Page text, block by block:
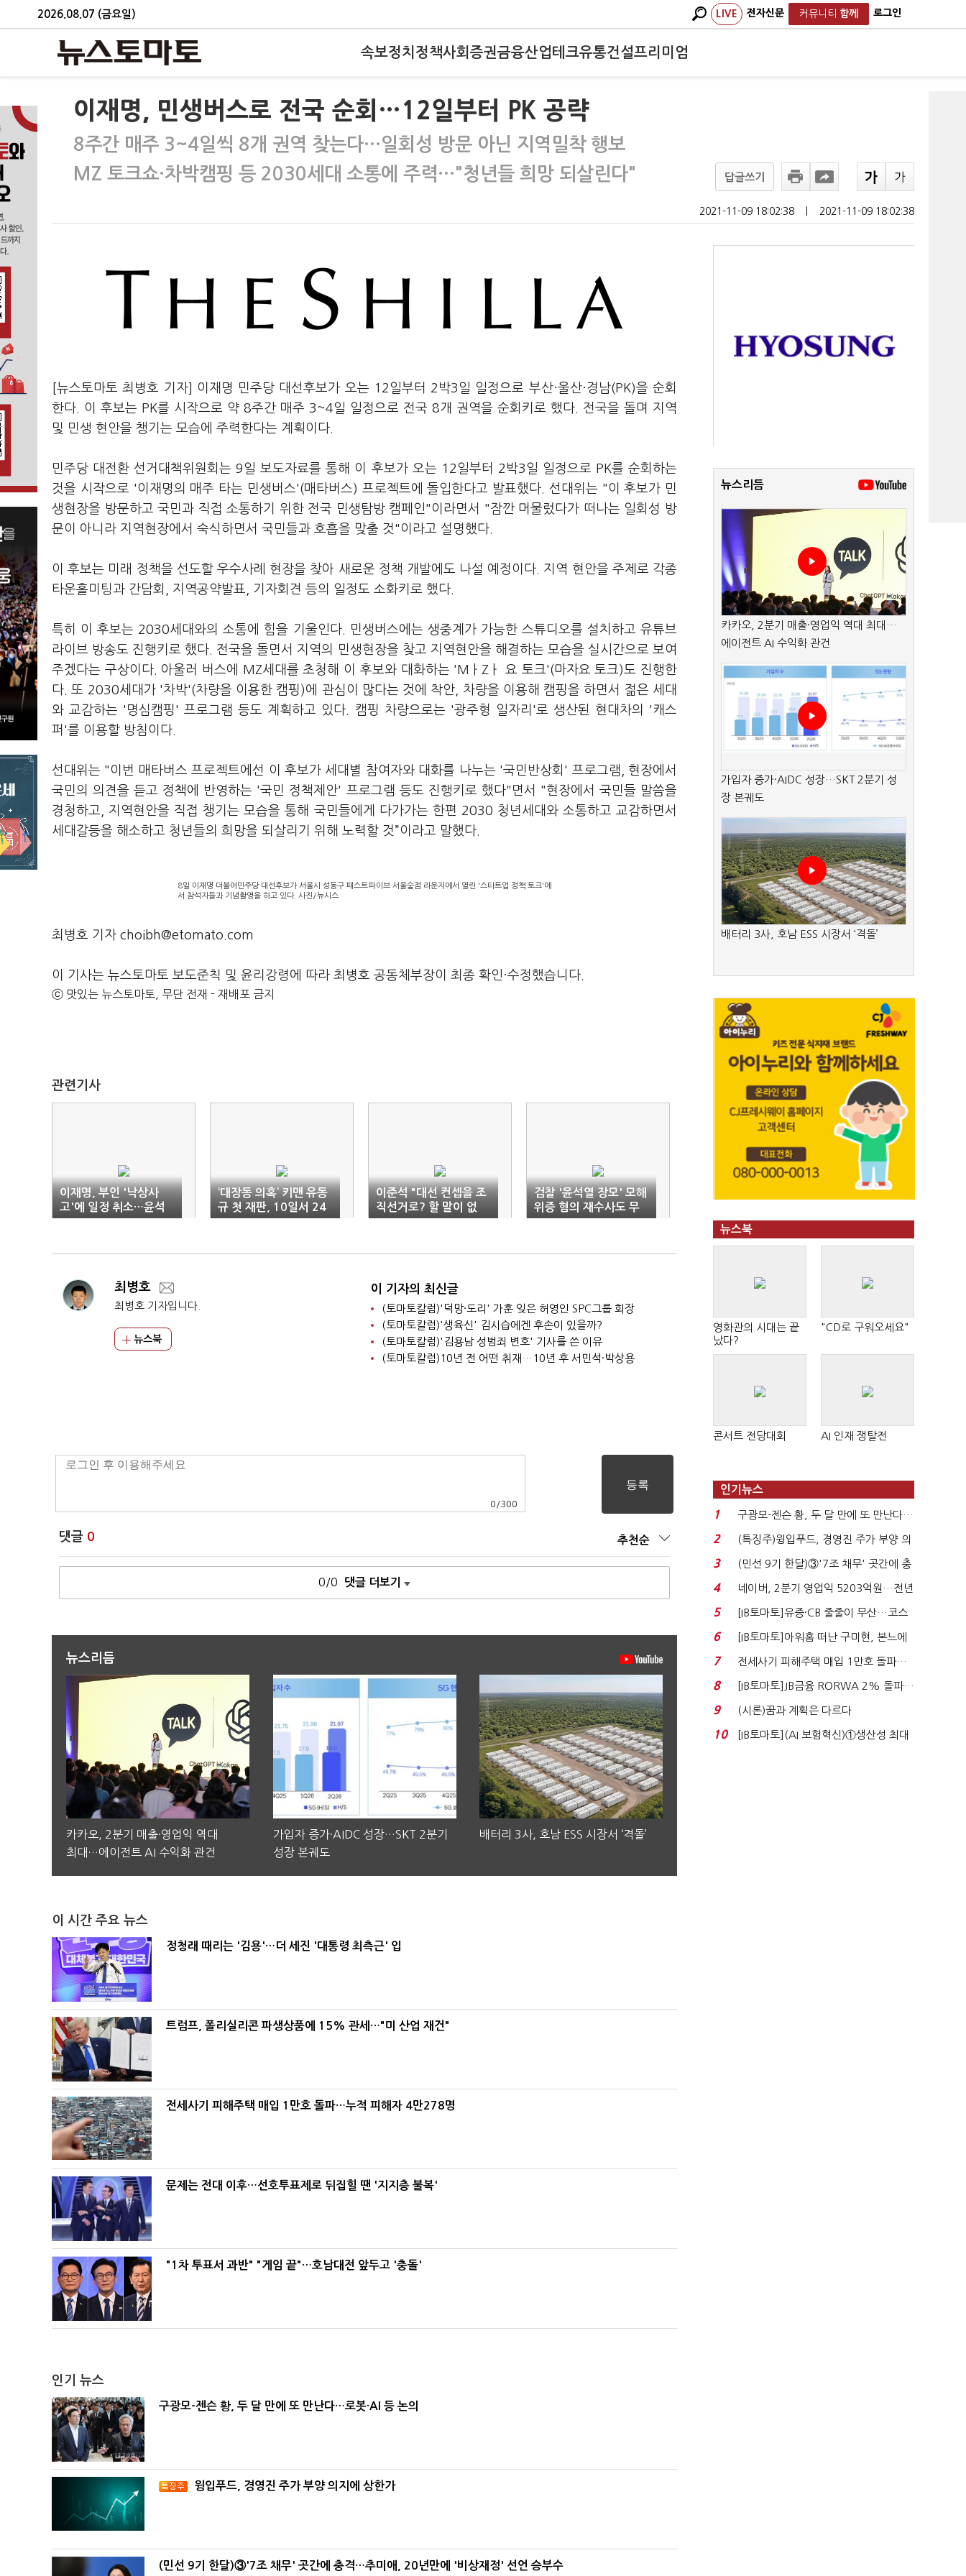
2026.08.07 (금요일) LIVE 전자신문 커뮤니티 함께 로그인
속보정치 정책사회 증권금융산업테크유통건설프리미엄
이재명, 민생버스로 전국 순회…12일부터 PK 공략
8주간 매주 3~4일씩 8개 권역 찾는다…일회성 방문 아닌 지역밀착 행보
MZ 토크쇼·차박캠핑 등 2030세대 소통에 주력…"청년들 희망 되살린다"
답글쓰기
2021-11-09 18:02:38 2021-11-09 18:02:38
[뉴스토마토 최병호 기자] 이재명 민주당 대선후보가 오는 12일부터 2박3일 일정으로 부산·울산·경남(PK)을 순회
한다. 이 후보는 PK를 시작으로 약 8주간 매주 3~4일 일정으로 전국 8개 권역을 순회키로 했다. 전국을 돌며 지역
및 민생 현안을 챙기는 모습에 주력한다는 계획이다.
민주당 대전환 선거대책위원회는 9일 보도자료를 통해 이 후보가 오는 12일부터 2박3일 일정으로 PK를 순회하는
것을 시작으로 '이재명의 매주 타는 민생버스'(매타버스) 프로젝트에 돌입한다고 발표했다. 선대위는 "이 후보가 민
생현장을 방문하고 국민과 직접 소통하기 위한 전국 민생탐방 캠페인"이라면서 "잠깐 머물렀다가 떠나는 일회성 방
문이 아니라 지역현장에서 숙식하면서 국민들과 호흡을 맞출 것"이라고 설명했다.
이 후보는 미래 정책을 선도할 우수사례 현장을 찾아 새로운 정책 개발에도 나설 예정이다. 지역 현안을 주제로 각종
타운홀미팅과 간담회, 지역공약발표, 기자회견 등의 일정도 소화키로 했다.
특히 이 후보는 2030세대와의 소통에 힘을 기울인다. 민생버스에는 생중계가 가능한 스튜디오를 설치하고 유튜브
라이브 방송도 진행키로 했다. 전국을 돌면서 지역의 민생현장을 찾고 지역현안을 해결하는 모습을 실시간으로 보여
주겠다는 구상이다. 아울러 버스에 MZ세대를 초청해 이 후보와 대화하는 'MㅏZㅏ 요 토크'(마자요 토크)도 진행한
다. 또 2030세대가 '차박'(차량을 이용한 캠핑)에 관심이 많다는 것에 착안, 차량을 이용해 캠핑을 하면서 젊은 세대
와 교감하는 '명심캠핑' 프로그램 등도 계획하고 있다. 캠핑 차량으로는 '광주형 일자리'로 생산된 현대차의 '캐스
퍼'를 이용할 방침이다.
선대위는 "이번 매타버스 프로젝트에선 이 후보가 세대별 참여자와 대화를 나누는 '국민반상회' 프로그램, 현장에서
국민의 의견을 듣고 정책에 반영하는 '국민 정책제안' 프로그램 등도 진행키로 했다"면서 "현장에서 국민들 말씀을
경청하고, 지역현안을 직접 챙기는 모습을 통해 국민들에게 다가가는 한편 2030 청년세대와 소통하고 교감하면서
세대갈등을 해소하고 청년들의 희망을 되살리기 위해 노력할 것”이라고 말했다.
8일 이재명 더불어민주당 대선후보가 서울시 성동구 패스트파이브 서울숲점 라운지에서 열린 '스타트업 정책 토크'에
서 참석자들과 기념촬영을 하고 있다. 사진/뉴시스
최병호 기자 choibh@etomato.com
이 기사는 뉴스토마토 보도준칙 및 윤리강령에 따라 최병호 공동체부장이 최종 확인·수정했습니다.
ⓒ 맛있는 뉴스토마토, 무단 전재 - 재배포 금지
관련기사
이재명, 부인 '낙상사
고'에 일정 취소…윤석
열 조우도 불발(종합)
‘대장동 의혹’ 키맨 유동
규 첫 재판, 10일서 24
일로 변경
이준석 "대선 컨셉을 조
직선거로? 할 말이 없
어"
검찰 '윤석열 장모' 모해
위증 혐의 재수사도 무
혐의 결론
최병호
최병호 기자입니다.
뉴스북
이 기자의 최신글
(토마토칼럼)'덕망·도리' 가훈 잊은 허영인 SPC그룹 회장
(토마토칼럼)'생육신' 김시습에겐 후손이 있을까?
(토마토칼럼)'김용남 성범죄 변호' 기사를 쓴 이유
(토마토칼럼)10년 전 어떤 취재…10년 후 서민석·박상용
0 /300
댓글 0 추천순
0/0 댓글 더보기
뉴스리듬
카카오, 2분기 매출·영업익 역대
최대…에이전트 AI 수익화 관건
가입자 증가·AIDC 성장…SKT 2분기
성장 본궤도
배터리 3사, 호남 ESS 시장서 ‘격돌’
이 시간 주요 뉴스
정청래 때리는 '김용'…더 세진 '대통령 최측근' 입
트럼프, 폴리실리콘 파생상품에 15% 관세…"미 산업 재건"
전세사기 피해주택 매입 1만호 돌파…누적 피해자 4만278명
문제는 전대 이후…선호투표제로 뒤집힐 땐 '지지층 불복'
"1차 투표서 과반" "게임 끝"…호남대전 앞두고 '충돌'
인기 뉴스
구광모-젠슨 황, 두 달 만에 또 만난다…로봇·AI 등 논의
윙입푸드, 경영진 주가 부양 의지에 상한가
(민선 9기 한달)③'7조 채무' 곳간에 충격…추미애, 20년만에 '비상재정' 선언 승부수
뉴스리듬
카카오, 2분기 매출·영업익 역대 최대…
에이전트 AI 수익화 관건
가입자 증가·AIDC 성장…SKT 2분기 성
장 본궤도
배터리 3사, 호남 ESS 시장서 ‘격돌’
뉴스북
영화관의 시대는 끝
났다?
"CD로 구워오세요"
콘서트 전당대회 AI 인재 쟁탈전
인기뉴스
1
구광모-젠슨 황, 두 달 만에 또 만난다…
로봇·AI 등 논...
2
(특징주)윙입푸드, 경영진 주가 부양 의
지에 상한가...
3
(민선 9기 한달)③'7조 채무' 곳간에 충
격…추미애, 20년...
4
네이버, 2분기 영업익 5203억원…전년
비 0.2% 감소...
5
[IB토마토]유증·CB 줄줄이 무산…코스
닥 벌점 급증에 ...
6
[IB토마토]아워홈 떠난 구미현, 본느에
340억 베팅…가...
7
전세사기 피해주택 매입 1만호 돌파…
누적 피해자 4만2...
8
[IB토마토]JB금융 RORWA 2% 돌파…
실적 견인은 은행 ...
9 (시론)꿈과 계획은 다르다
10
[IB토마토](AI 보험혁신)①생산성 최대